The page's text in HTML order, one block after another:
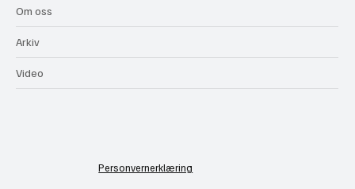
Om oss
Arkiv
Video
Personvernerklæring